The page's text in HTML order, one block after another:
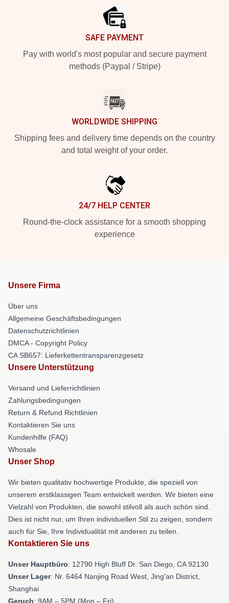
SAFE PAYMENT
Pay with world's most popular and secure payment
methods (Paypal / Stripe)
WORLDWIDE SHIPPING
Shipping fees and delivery time depends on the country
and total weight of your order.
24/7 HELP CENTER
Round-the-clock assistance for a smooth shopping
experience
Unsere Firma
Über uns
Allgemeine Geschäftsbedingungen
Datenschutzrichtlinien
DMCA - Copyright Policy
CA SB657: Lieferkettentransparenzgesetz
Unsere Unterstützung
Versand und Lieferrichtlinien
Zahlungsbedingungen
Return & Refund Richtlinien
Kontaktieren Sie uns
Kundenhilfe (FAQ)
Whosale
Unser Shop
Wir bieten qualitativ hochwertige Produkte, die speziell von
unserem erstklassigen Team entwickelt werden. Wir bieten eine
Vielzahl von Produkten, die sowohl stilvoll als auch schön sind.
Dies ist nicht nur, um Ihren individuellen Stil zu zeigen, sondern
auch für Sie, Ihre Individualität mit anderen zu teilen.
Kontaktieren Sie uns
Unser Hauptbüro: 12790 High Bluff Dr. San Diego, CA 92130
Unser Lager: Nr. 6464 Nanjing Road West, Jing'an District,
Shanghai
Geruch: 9AM – 5PM (Mon – Fri)